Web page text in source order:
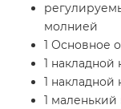
молнией
1 Основное
1 накладной
1
1